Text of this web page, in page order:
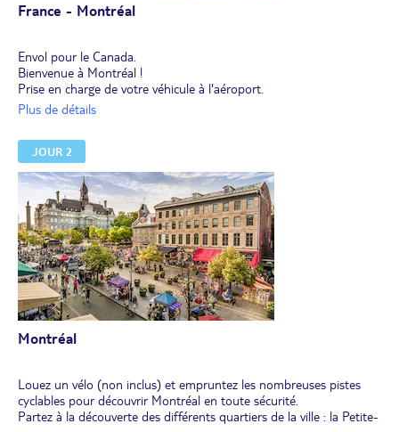
France - Montréal
Envol pour le Canada.
Bienvenue à Montréal !
Prise en charge de votre véhicule à l'aéroport.
Installation dans votre hôtel pour 2 nuits.
Plus de détails
JOUR 2
Montréal
Louez un vélo (non inclus) et empruntez les nombreuses pistes
cyclables pour découvrir Montréal en toute sécurité.
Partez à la découverte des différents quartiers de la ville : la Petite-